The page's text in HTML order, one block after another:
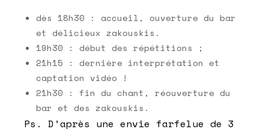
dès 18h30 : accueil, ouverture du bar
et délicieux zakouskis.
19h30 : début des répétitions ;
21h15 : dernière interprétation et
captation vidéo !
21h30 : fin du chant, réouverture du
bar et des zakouskis.
Ps. D’après une envie farfelue de 3